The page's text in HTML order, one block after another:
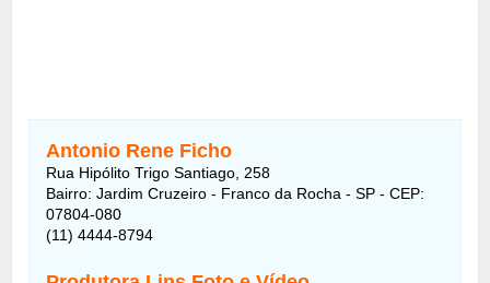
Antonio Rene Ficho
Rua Hipólito Trigo Santiago, 258
Bairro: Jardim Cruzeiro - Franco da Rocha - SP - CEP:
07804-080
(11) 4444-8794